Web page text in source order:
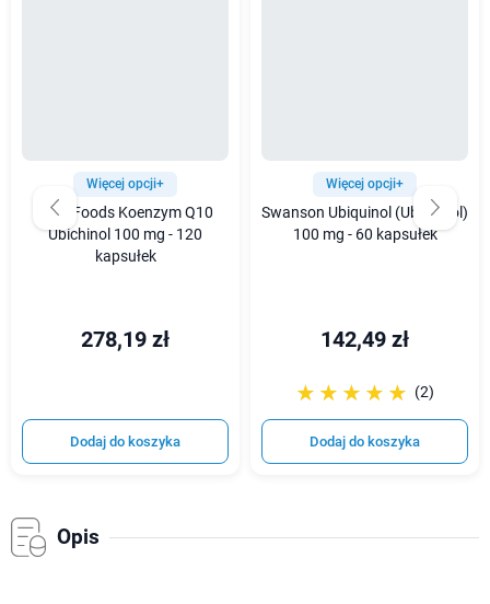
Więcej opcji+
Now Foods Koenzym Q10
Ubichinol 100 mg - 120
kapsułek
278,19 zł
Dodaj do koszyka
Więcej opcji+
Swanson Ubiquinol (Ubichinol)
100 mg - 60 kapsułek
142,49 zł
☆☆☆☆☆
★★★★★ (2)
Dodaj do koszyka
Opis